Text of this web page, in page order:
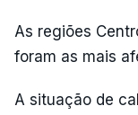
As regiões
foram as mais
A situação de